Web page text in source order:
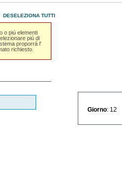
DESELEZIONA TUTTI
o piú elementi
piú di
proporrá l'
richiesto.
Giorno : 12